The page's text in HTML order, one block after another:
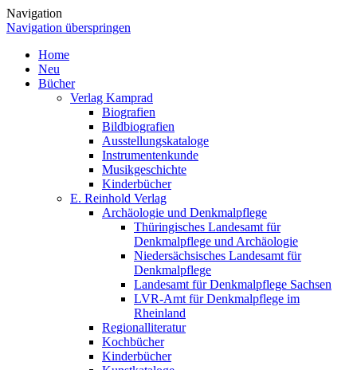
Navigation
Navigation überspringen
Home
Neu
Bücher
Verlag Kamprad
Biografien
Bildbiografien
Ausstellungskataloge
Instrumentenkunde
Musikgeschichte
Kinderbücher
E. Reinhold Verlag
Archäologie und Denkmalpflege
Thüringisches Landesamt für
Denkmalpflege und Archäologie
Niedersächsisches Landesamt für
Denkmalpflege
Landesamt für Denkmalpflege Sachsen
LVR-Amt für Denkmalpflege im
Rheinland
Regionalliteratur
Kochbücher
Kinderbücher